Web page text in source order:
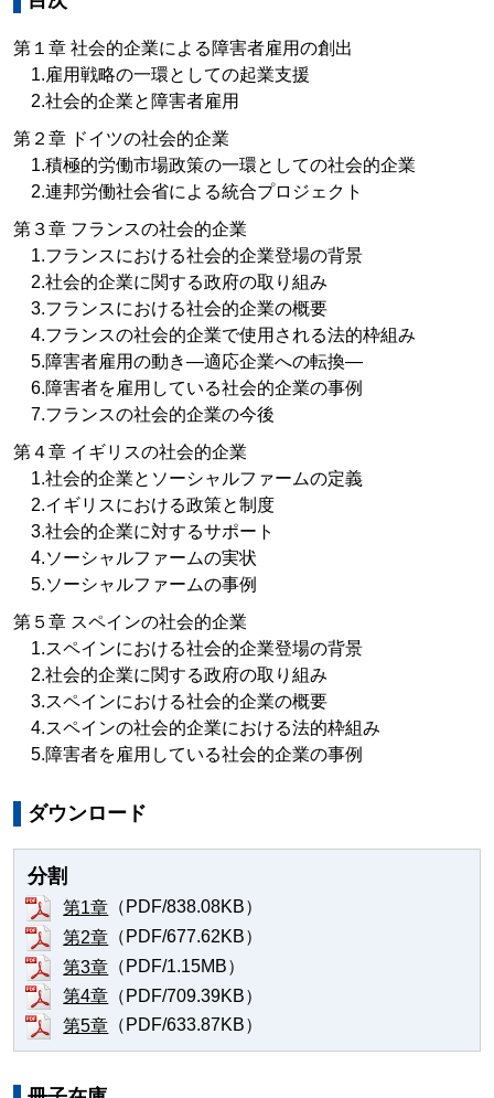
第１章 社会的企業による障害者雇用の創出
1.雇用戦略の一環としての起業支援
2.社会的企業と障害者雇用
第２章 ドイツの社会的企業
1.積極的労働市場政策の一環としての社会的企業
2.連邦労働社会省による統合プロジェクト
第３章 フランスの社会的企業
1.フランスにおける社会的企業登場の背景
2.社会的企業に関する政府の取り組み
3.フランスにおける社会的企業の概要
4.フランスの社会的企業で使用される法的枠組み
5.障害者雇用の動き—適応企業への転換—
6.障害者を雇用している社会的企業の事例
7.フランスの社会的企業の今後
第４章 イギリスの社会的企業
1.社会的企業とソーシャルファームの定義
2.イギリスにおける政策と制度
3.社会的企業に対するサポート
4.ソーシャルファームの実状
5.ソーシャルファームの事例
第５章 スペインの社会的企業
1.スペインにおける社会的企業登場の背景
2.社会的企業に関する政府の取り組み
3.スペインにおける社会的企業の概要
4.スペインの社会的企業における法的枠組み
5.障害者を雇用している社会的企業の事例
ダウンロード
分割
第1章 （PDF/838.08KB）
第2章 （PDF/677.62KB）
第3章 （PDF/1.15MB）
第4章 （PDF/709.39KB）
第5章 （PDF/633.87KB）